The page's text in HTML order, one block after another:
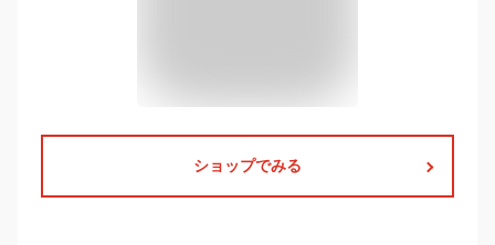
ショップでみる